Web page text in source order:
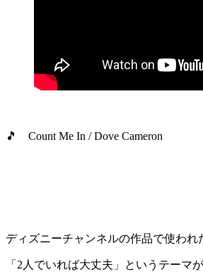
🎵 Count Me In / Dove Cameron
ディズニーチャンネルの作品で使われ
「2人でいれば大丈夫」というテーマ